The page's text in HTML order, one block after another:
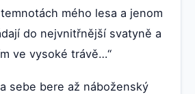
mého lesa a jenom
do nejvnitřnější svatyně a
ve vysoké trávě…“
sebe bere až náboženský